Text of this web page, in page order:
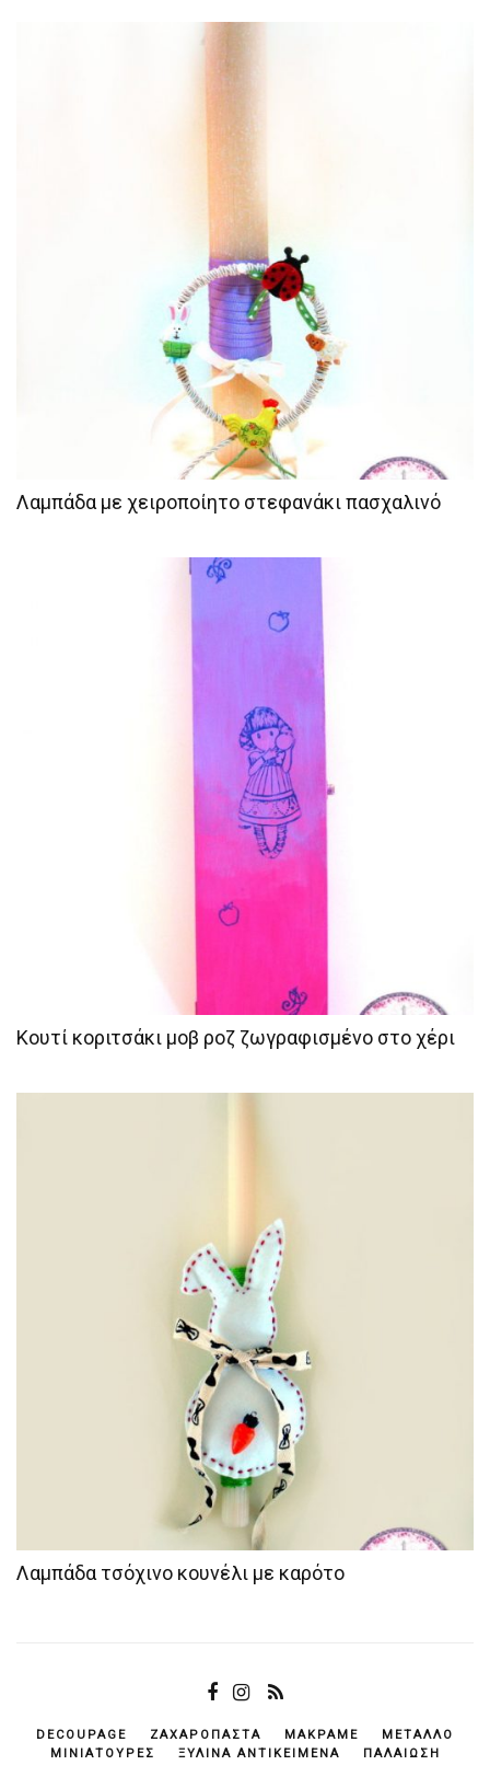
Λαμπάδα με χειροποίητο στεφανάκι πασχαλινό
Κουτί κοριτσάκι μοβ ροζ ζωγραφισμένο στο χέρι
Λαμπάδα τσόχινο κουνέλι με καρότο
DECOUPAGE ΖΑΧΑΡΌΠΑΣΤΑ ΜΑΚΡΑΜΈ
ΜΈΤΑΛΛΟ
ΜΙΝΙΑΤΟΎΡΕΣ
ΞΎΛΙΝΑ ΑΝΤΙΚΕΊΜΕΝΆ ΠΑΛΑΊΩΣΗ